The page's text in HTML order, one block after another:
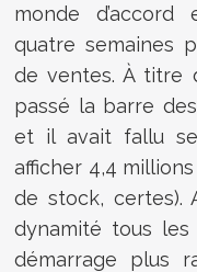
monde
quatre semaines
de ventes. À titre
passé la barre
et il avait fallu
afficher 4,4
de stock, certes).
dynamité tous les
démarrage plus